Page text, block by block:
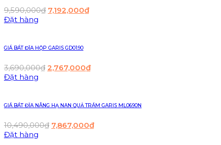
9,590,000₫ 7,192,000₫
Đặt hàng
GIÁ BÁT ĐĨA HỘP GARIS GD01.90
3,690,000₫ 2,767,000₫
Đặt hàng
GIÁ BÁT ĐĨA NÂNG HẠ NAN QUẢ TRÁM GARIS ML06.90N
10,490,000₫ 7,867,000₫
Đặt hàng